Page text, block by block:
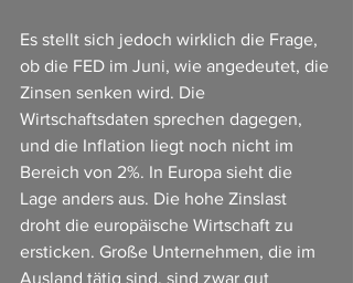
Es stellt sich jedoch wirklich die Frage,
ob die FED im Juni, wie angedeutet, die
Zinsen senken wird. Die
Wirtschaftsdaten sprechen dagegen,
und die Inflation liegt noch nicht im
Bereich von 2%. In Europa sieht die
Lage anders aus. Die hohe Zinslast
droht die europäische Wirtschaft zu
ersticken. Große Unternehmen, die im
Ausland tätig sind, sind zwar gut